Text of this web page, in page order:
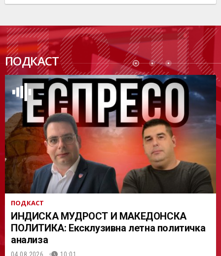
ПОДКАСТ
ПОДК
АСТ
ПОДКАСТ
ИНДИСКА МУДРОСТ И МАКЕДОНСКА
ПОЛИТИКА: Ексклузивна летна политичка
анализа